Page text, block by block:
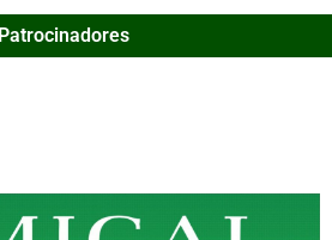
Patrocinadores